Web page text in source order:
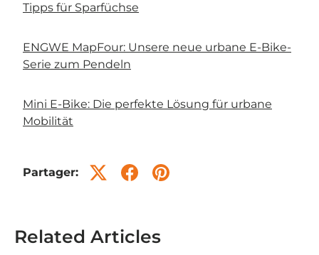
Tipps für Sparfüchse
ENGWE MapFour: Unsere neue urbane E-Bike-
Serie zum Pendeln
Mini E-Bike: Die perfekte Lösung für urbane
Mobilität
Partager:
Related Articles